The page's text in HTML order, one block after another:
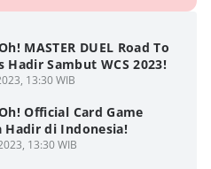
MASTER DUEL Road To
Hadir Sambut WCS 2023!
13:30 WIB
Official Card Game
Hadir di Indonesia!
13:30 WIB